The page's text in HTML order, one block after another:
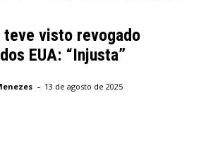
visto revogado
EUA: “Injusta”
- 13 de agosto de 2025